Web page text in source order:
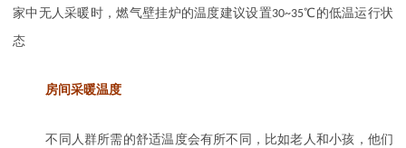
家中无人采暖时，燃气壁挂炉的温度建议设置30~35℃的低温运行状
态
房间采暖温度
不同人群所需的舒适温度会有所不同，比如老人和小孩，他们